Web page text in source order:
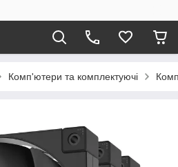
Комп'ютери та комплектуючі